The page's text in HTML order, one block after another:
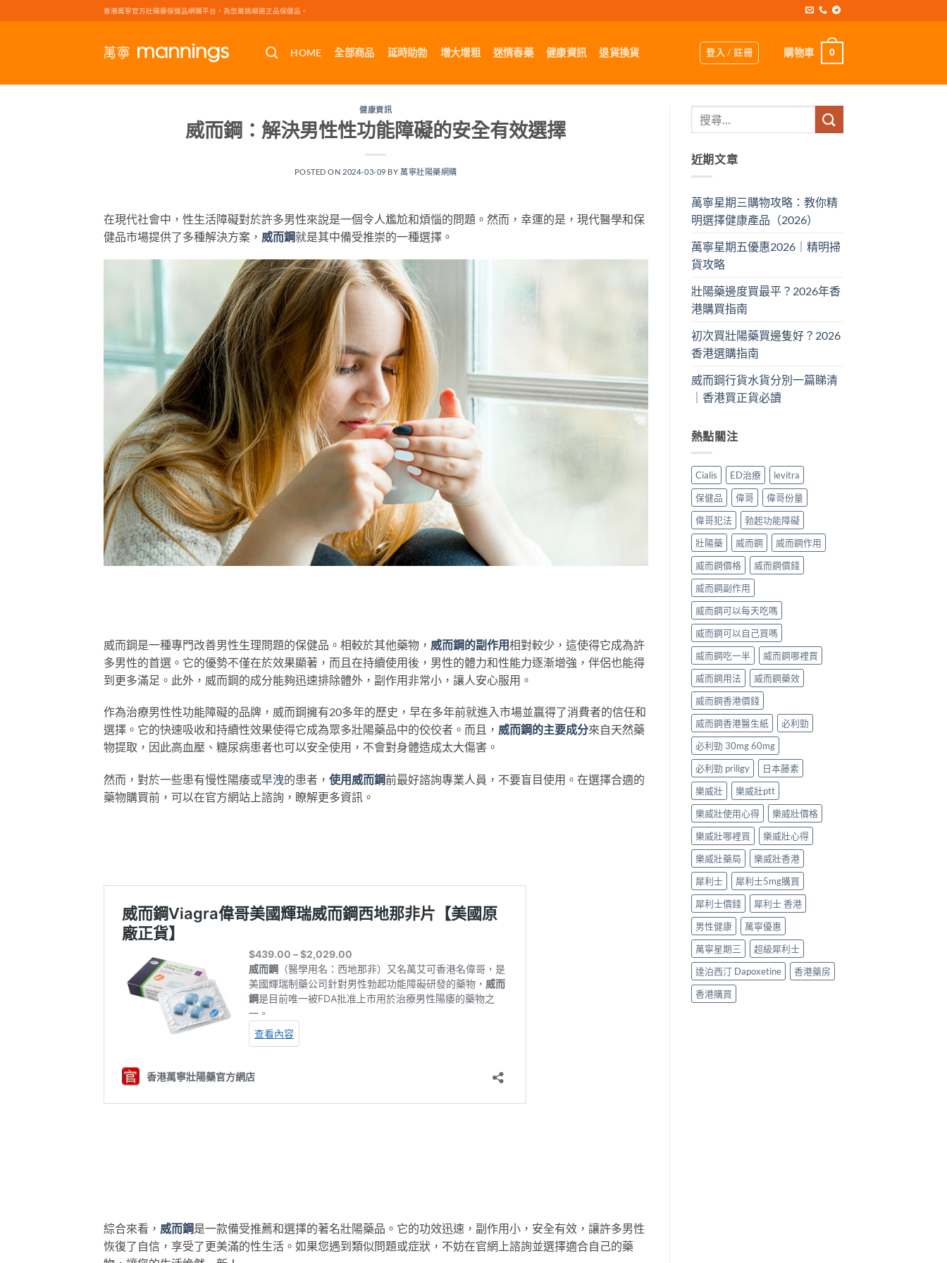
to
香港萬寧官方壯陽藥保健品網購平台，為您嚴挑細選正品保健品。
HOME 全部商品 延時助勃 增大增粗 迷情春藥 健康資訊 退貨換貨 登入 / 註冊 購物車 0
健康資訊
威而鋼：解決男性性功能障礙的安全有效選擇
POSTED ON 2024-03-09 BY萬寧壯陽藥網購
在現代社會中，性生活障礙對於許多男性來說是一個令人尷尬和煩惱的問題。然而，幸運的是，現代醫學和保
健品市場提供了多種解決方案， 威而鋼就是其中備受推崇的一種選擇。
威而鋼是一種專門改善男性生理問題的保健品。相較於其他藥物， 威而鋼的副作用相對較少，這使得它成為許
多男性的首選。它的優勢不僅在於效果顯著，而且在持續使用後，男性的體力和性能力逐漸增強，伴侶也能得
到更多滿足。此外，威而鋼的成分能夠迅速排除體外，副作用非常小，讓人安心服用。
作為治療男性性功能障礙的品牌，威而鋼擁有20多年的歷史，早在多年前就進入市場並贏得了消費者的信任和
選擇。它的快速吸收和持續性效果使得它成為眾多壯陽藥品中的佼佼者。而且， 威而鋼的主要成分來自天然藥
物提取，因此高血壓、糖尿病患者也可以安全使用，不會對身體造成太大傷害。
然而，對於一些患有慢性陽痿或早洩的患者， 使用威而鋼前最好諮詢專業人員，不要盲目使用。在選擇合適的
藥物購買前，可以在官方網站上諮詢，瞭解更多資訊。
綜合來看， 威而鋼是一款備受推薦和選擇的著名壯陽藥品。它的功效迅速，副作用小，安全有效，讓許多男性
恢復了自信，享受了更美滿的性生活。如果您遇到類似問題或症狀，不妨在官網上諮詢並選擇適合自己的藥
近期文章
萬寧星期三購物攻略：教你精
明選擇健康產品（2026）
萬寧星期五優惠2026｜精明掃
貨攻略
壯陽藥邊度買最平？2026年香
港購買指南
初次買壯陽藥買邊隻好？2026
香港選購指南
威而鋼行貨水貨分別一篇睇清
｜香港買正貨必讀
熱點關注
Cialis ED治療
levitra
保健品
偉哥
偉哥份量
偉哥犯法
勃起功能障礙
壯陽藥
威而鋼
威而鋼作用
威而鋼價格
威而鋼價錢
威而鋼副作用
威而鋼可以每天吃嗎
威而鋼可以自己買嗎
威而鋼吃一半
威而鋼哪裡買
威而鋼用法
威而鋼藥效
威而鋼香港價錢
威而鋼香港醫生紙
必利勁
必利勁 30mg 60mg
必利勁 priligy
日本藤素
樂威壯
樂威壯ptt
樂威壯使用心得
樂威壯價格
樂威壯哪裡買
樂威壯心得
樂威壯藥局
樂威壯香港
犀利士
犀利士5mg購買
犀利士價錢
犀利士 香港
男性健康
萬寧優惠
萬寧星期三
超級犀利士
達泊西汀 Dapoxetine
香港藥房
香港購買